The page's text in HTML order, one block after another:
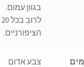
בגוון עמום.
לרוב בכל 20
הציפורניים.
צבע אדום